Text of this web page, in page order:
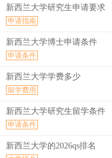
新西兰大学研究生申请要求
申请指南
新西兰大学博士申请条件
申请条件
新西兰大学学费多少
留学费用
新西兰大学研究生留学条件
申请条件
新西兰大学的2026qs排名